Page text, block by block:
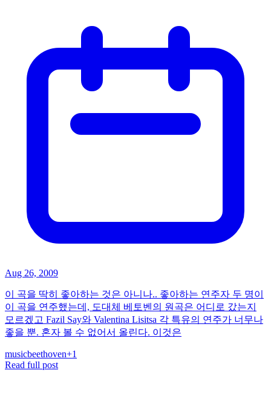
Aug 26, 2009
이 곡을 딱히 좋아하는 것은 아니나.. 좋아하는 연주자 두 명이
이 곡을 연주했는데, 도대체 베토벤의 원곡은 어디로 갔는지
모르겠고 Fazil Say와 Valentina Lisitsa 각 특유의 연주가 너무나
좋을 뿐. 혼자 볼 수 없어서 올린다. 이것은
musicbeethoven+1
Read full post